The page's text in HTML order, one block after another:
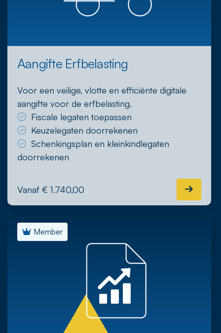
Aangifte Erfbelasting
Voor een veilige, vlotte en efficiënte digitale
aangifte voor de erfbelasting.
Fiscale legaten toepassen
Keuzelegaten doorrekenen
Schenkingsplan en kleinkindlegaten
doorrekenen
Vanaf € 1.740,00
Member